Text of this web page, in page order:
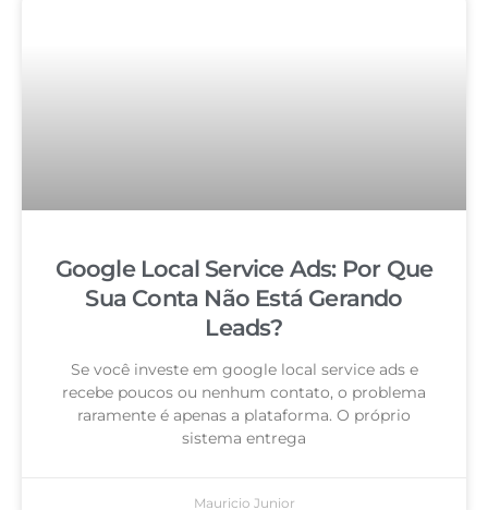
Google Local Service Ads: Por Que
Sua Conta Não Está Gerando
Leads?
Se você investe em google local service ads e
recebe poucos ou nenhum contato, o problema
raramente é apenas a plataforma. O próprio
sistema entrega
Mauricio Junior